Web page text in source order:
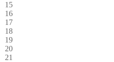
15
16
17
18
19
20
21